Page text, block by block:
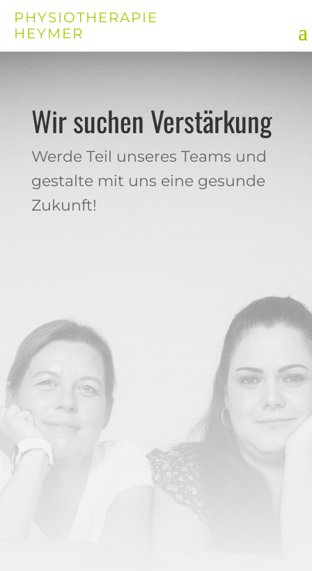
PHYSIOTHERAPIE
HEYMER
Wir suchen Verstärkung
Werde Teil unseres Teams und
gestalte mit uns eine gesunde
Zukunft!